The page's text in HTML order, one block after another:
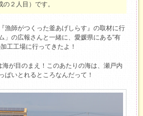
２人目）です。
漁師がつくった釜あげしらす』の取材に行
」の広報さんと一緒に、愛媛県にある“有
工工場に行ってきたよ！
海が目のまえ！このあたりの海は、瀬戸内
ぱいとれるところなんだって！